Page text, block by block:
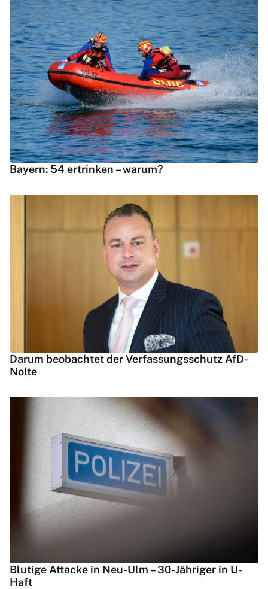
Bayern: 54 ertrinken – warum?
Darum beobachtet der Verfassungsschutz AfD-
Nolte
Blutige Attacke in Neu-Ulm – 30-Jähriger in U-
Haft